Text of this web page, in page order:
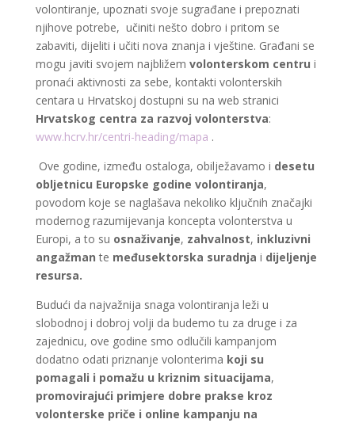
volontiranje, upoznati svoje sugrađane i prepoznati
njihove potrebe, učiniti nešto dobro i pritom se
zabaviti, dijeliti i učiti nova znanja i vještine. Građani se
mogu javiti svojem najbližem volonterskom centru i
pronaći aktivnosti za sebe, kontakti volonterskih
centara u Hrvatskoj dostupni su na web stranici
Hrvatskog centra za razvoj volonterstva:
www.hcrv.hr/centri-heading/mapa .
Ove godine, između ostaloga, obilježavamo i desetu
obljetnicu Europske godine volontiranja,
povodom koje se naglašava nekoliko ključnih značajki
modernog razumijevanja koncepta volonterstva u
Europi, a to su osnaživanje, zahvalnost, inkluzivni
angažmante međusektorska suradnja i dijeljenje
resursa.
Budući da najvažnija snaga volontiranja leži u
slobodnoj i dobroj volji da budemo tu za druge i za
zajednicu, ove godine smo odlučili kampanjom
dodatno odati priznanje volonterima koji su
pomagali i pomažu u kriznim situacijama,
promovirajući primjere dobre prakse kroz
volonterske priče i online kampanju na